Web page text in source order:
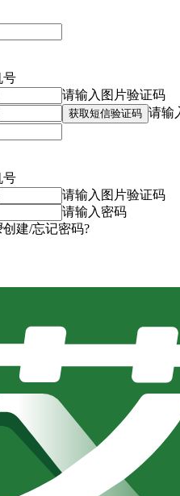
号
请输入图片验证码
获取短信验证码 请输
号
请输入图片验证码
请输入密码
创建/忘记密码?